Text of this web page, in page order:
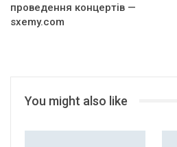
проведення концертів —
sxemy.com
You might also like